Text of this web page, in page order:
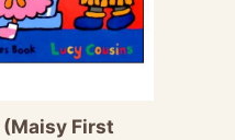
(Maisy First